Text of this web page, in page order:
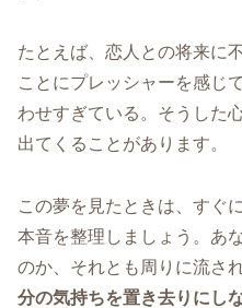
たとえば、恋人との将来に
ことにプレッシャーを感じ
わせすぎている。そうした
出てくることがあります。
この夢を見たときは、すぐ
本音を整理しましょう。あ
のか、それとも周りに流さ
分の気持ちを置き去りにし